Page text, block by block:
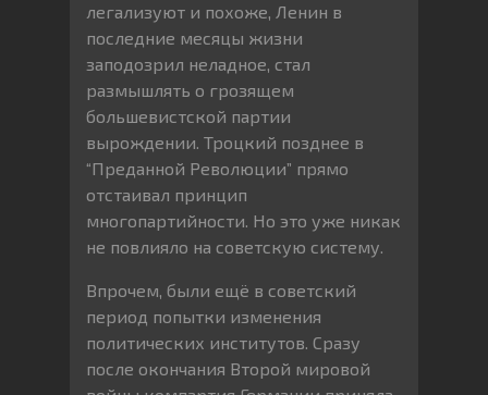
легализуют и похоже, Ленин в
последние месяцы жизни
заподозрил неладное, стал
размышлять о грозящем
большевистской партии
вырождении. Троцкий позднее в
“Преданной Революции” прямо
отстаивал принцип
многопартийности. Но это уже никак
не повлияло на советскую систему.
Впрочем, были ещё в советский
период попытки изменения
политических институтов. Сразу
после окончания Второй мировой